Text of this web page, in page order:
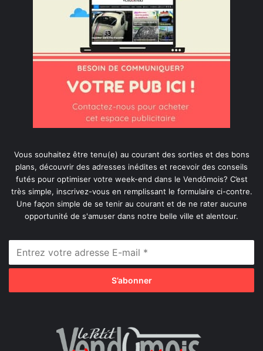
Vous souhaitez être tenu(e) au courant des sorties et des bons
plans, découvrir des adresses inédites et recevoir des conseils
futés pour optimiser votre week-end dans le Vendômois? C’est
très simple, inscrivez-vous en remplissant le formulaire ci-contre.
Une façon simple de se tenir au courant et de ne rater aucune
opportunité de s'amuser dans notre belle ville et alentour.